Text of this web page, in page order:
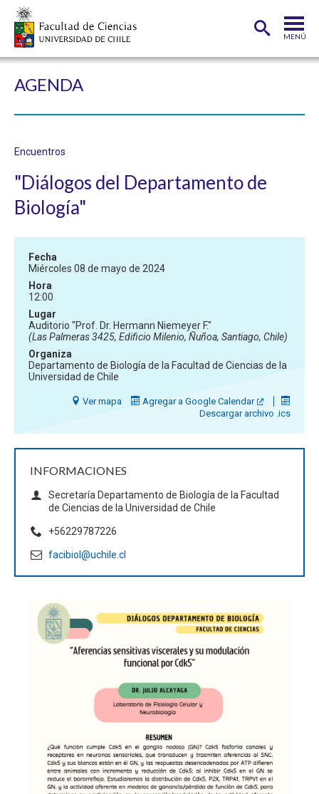
MENÚ
POSTGRADOS
ESTUDIANTES
FUNCIONARIOS
AGENDA
Encuentros
"Diálogos del Departamento de
Biología"
INFORMACIONES
Secretaría Departamento de Biología de la Facultad
de Ciencias de la Universidad de Chile
+56229787226
facibiol@uchile.cl
Fecha
Miércoles 08 de mayo de 2024
Hora
12:00
Lugar
Auditorio "Prof. Dr. Hermann Niemeyer F."
(Las Palmeras 3425, Edificio Milenio, Ñuñoa, Santiago, Chile)
Organiza
Departamento de Biología de la Facultad de Ciencias de la
Universidad de Chile
Ver mapa
Agregar a Google Calendar
Descargar archivo .ics